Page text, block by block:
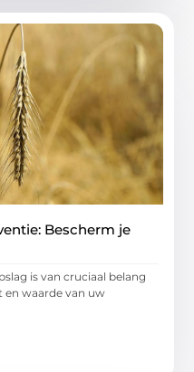
Bescherm je
is van cruciaal belang
en waarde van uw